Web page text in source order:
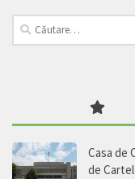
Caută
după:
Casa de
de